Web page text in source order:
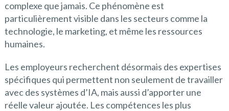
complexe que jamais. Ce phénomène est
particulièrement visible dans les secteurs comme la
technologie, le marketing, et même les ressources
humaines.
Les employeurs recherchent désormais des expertises
spécifiques qui permettent non seulement de travailler
avec des systèmes d’IA, mais aussi d’apporter une
réelle valeur ajoutée. Les compétences les plus